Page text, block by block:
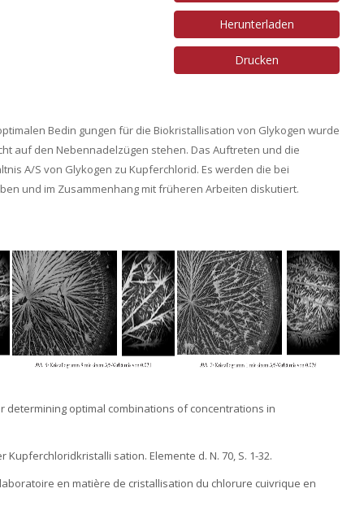
Herunterladen
Drucken
Bedin gungen für die Biokristallisation von Glykogen wurde
auf den Nebennadelzügen stehen. Das Auftreten und die
A/S von Glykogen zu Kupferchlorid. Es werden die bei
und im Zusammenhang mit früheren Arbeiten diskutiert.
determining optimal combinations of concentrations in
sation. Elemente d. N. 70, S. 1-32.
en matière de cristallisation du chlorure cuivrique en